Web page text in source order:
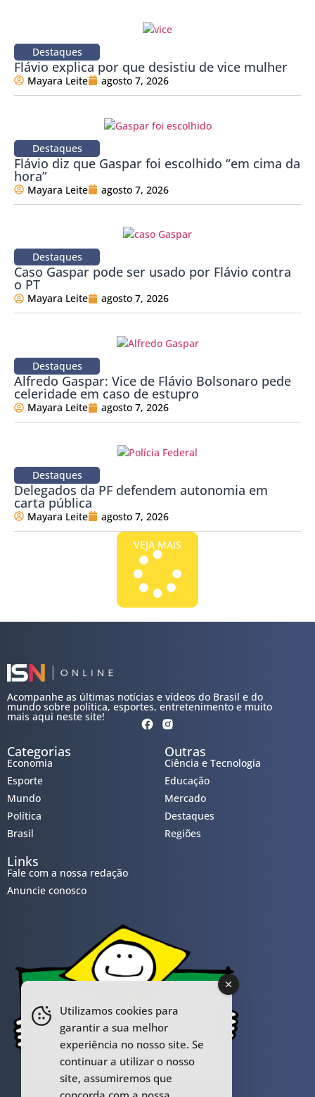
Destaques
Flávio explica por que desistiu de vice mulher
Mayara Leite agosto 7, 2026
Destaques
Flávio diz que Gaspar foi escolhido “em cima da
hora”
Mayara Leite agosto 7, 2026
Destaques
Caso Gaspar pode ser usado por Flávio contra
o PT
Mayara Leite agosto 7, 2026
Destaques
Alfredo Gaspar: Vice de Flávio Bolsonaro pede
celeridade em caso de estupro
Mayara Leite agosto 7, 2026
Destaques
Delegados da PF defendem autonomia em
carta pública
Mayara Leite agosto 7, 2026
VEJA MAIS
Acompanhe as últimas notícias e vídeos do Brasil e do
mundo sobre política, esportes, entretenimento e muito
mais aqui neste site!
Categorias
Economia
Esporte
Mundo
Política
Brasil
Outras
Ciência e Tecnologia
Educação
Mercado
Destaques
Regiões
Links
Fale com a nossa redação
Anuncie conosco
Utilizamos cookies para
garantir a sua melhor
experiência no nosso site. Se
continuar a utilizar o nosso
site, assumiremos que